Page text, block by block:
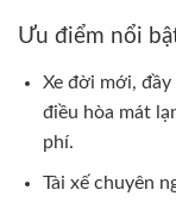
Ưu điểm nổi
Xe đời mới,
điều hòa mát
phí.
Tài xế chuyên